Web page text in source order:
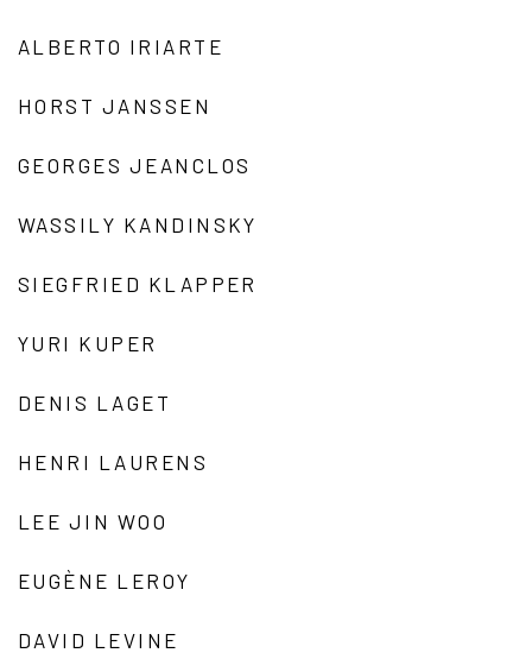
ALBERTO IRIARTE
HORST JANSSEN
GEORGES JEANCLOS
WASSILY KANDINSKY
SIEGFRIED KLAPPER
YURI KUPER
DENIS LAGET
HENRI LAURENS
LEE JIN WOO
EUGÈNE LEROY
DAVID LEVINE